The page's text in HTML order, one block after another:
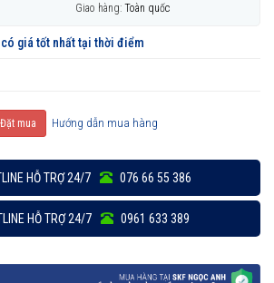
Giao hàng: Toàn quốc
có giá tốt nhất tại thời điểm
Đặt mua Hướng dẫn mua hàng
HỖ TRỢ 24/7 076 66 55 386
HỖ TRỢ 24/7 0961 633 389